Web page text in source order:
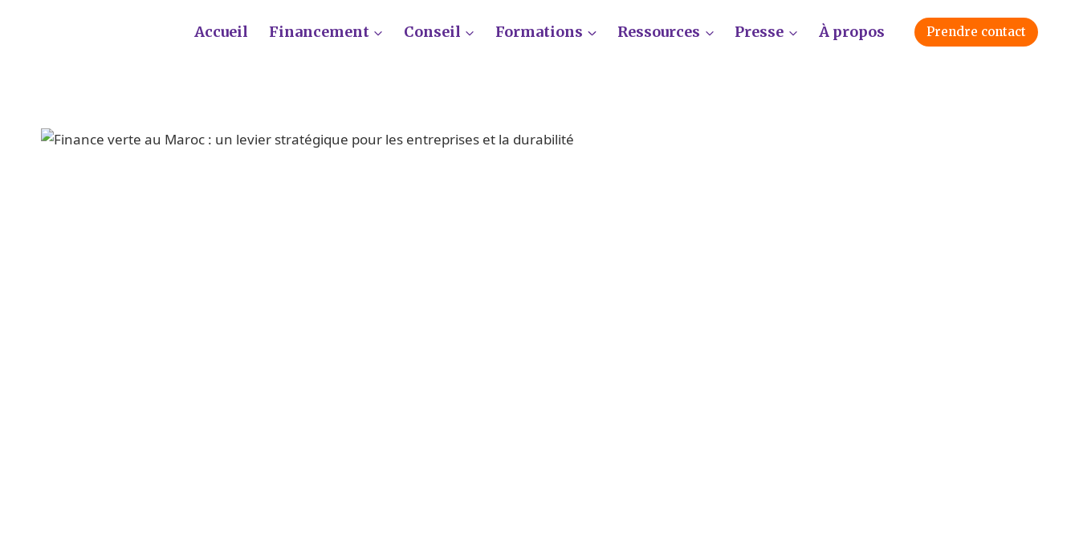
Accueil Financement Conseil Formations Ressources Presse À propos Prendre contact